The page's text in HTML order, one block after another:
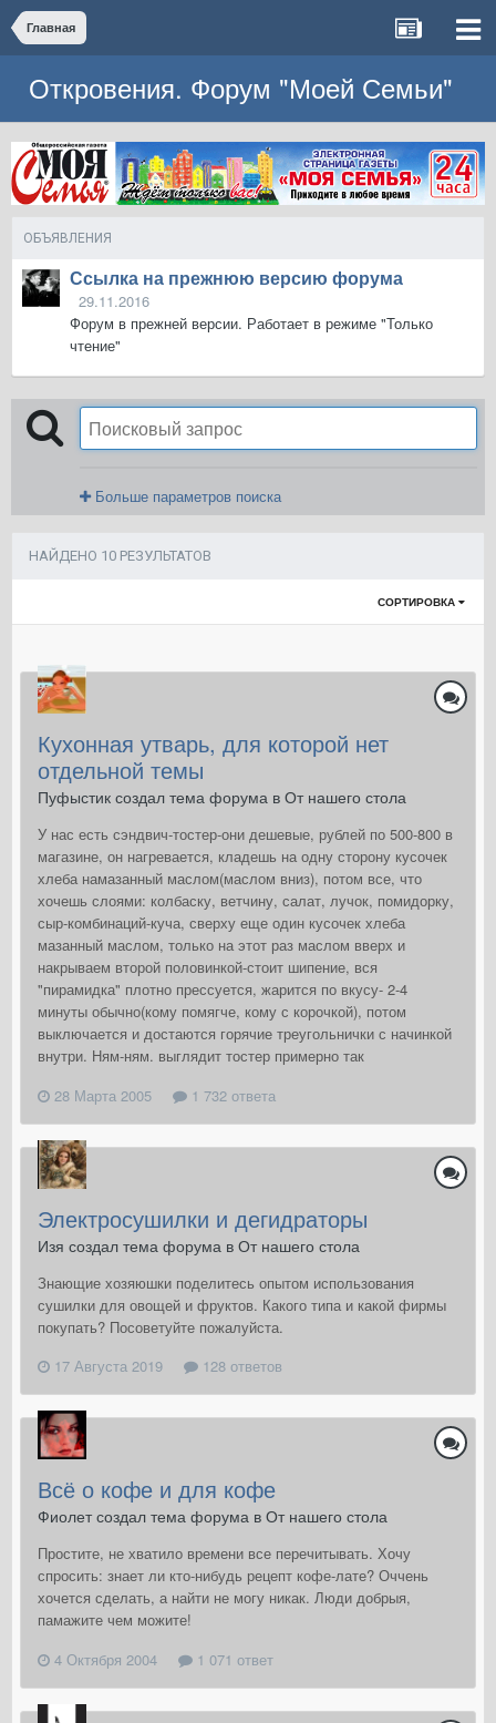
Главная
Откровения. Форум "Моей Семьи"
ОБЪЯВЛЕНИЯ
Ссылка на прежнюю версию форума
29.11.2016
Форум в прежней версии. Работает в режиме "Только
чтение"
Больше параметров поиска
НАЙДЕНО 10 РЕЗУЛЬТАТОВ
СОРТИРОВКА
Кухонная утварь, для которой нет
отдельной темы
Пуфыстик создал тема форума в От нашего стола
У нас есть сэндвич-тостер-они дешевые, рублей по 500-800 в
магазине, он нагревается, кладешь на одну сторону кусочек
хлеба намазанный маслом(маслом вниз), потом все, что
хочешь слоями: колбаску, ветчину, салат, лучок, помидорку,
сыр-комбинаций-куча, сверху еще один кусочек хлеба
мазанный маслом, только на этот раз маслом вверх и
накрываем второй половинкой-стоит шипение, вся
"пирамидка" плотно прессуется, жарится по вкусу- 2-4
минуты обычно(кому помягче, кому с корочкой), потом
выключается и достаются горячие треугольнички с начинкой
внутри. Ням-ням. выглядит тостер примерно так
28 Марта 2005
1 732 ответа
Электросушилки и дегидраторы
Изя создал тема форума в От нашего стола
Знающие хозяюшки поделитесь опытом использования
сушилки для овощей и фруктов. Какого типа и какой фирмы
покупать? Посоветуйте пожалуйста.
17 Августа 2019
128 ответов
Всё о кофе и для кофе
Фиолет создал тема форума в От нашего стола
Простите, не хватило времени все перечитывать. Хочу
спросить: знает ли кто-нибудь рецепт кофе-лате? Оччень
хочется сделать, а найти не могу никак. Люди добрыя,
памажите чем можите!
4 Октября 2004
1 071 ответ